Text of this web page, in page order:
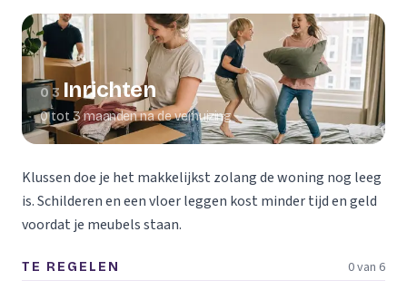
03 Inrichten
0 tot 3 maanden na de verhuizing
Klussen doe je het makkelijkst zolang de woning nog leeg
is. Schilderen en een vloer leggen kost minder tijd en geld
voordat je meubels staan.
TE REGELEN 0 van 6